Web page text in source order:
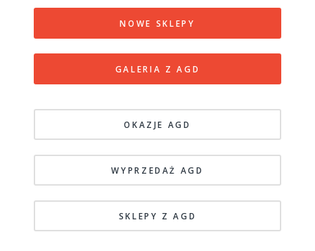
NOWE SKLEPY
GALERIA Z AGD
OKAZJE AGD
WYPRZEDAŻ AGD
SKLEPY Z AGD